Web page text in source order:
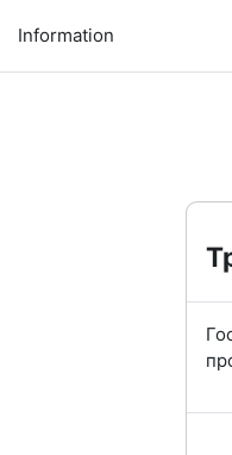
Information